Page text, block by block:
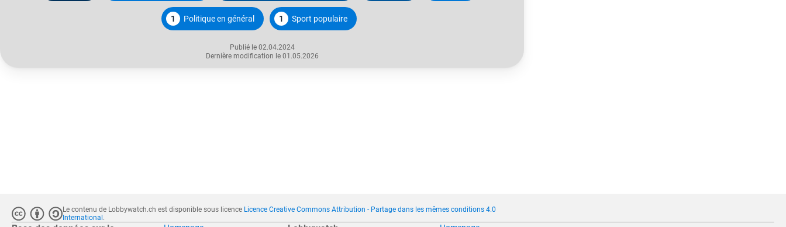
1 Politique en général 1 Sport populaire
Publié le 02.04.2024
Dernière modification le 01.05.2026
Le contenu de Lobbywatch.ch est disponible sous licence Licence Creative Commons Attribution - Partage dans les mêmes conditions 4.0
International .